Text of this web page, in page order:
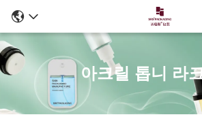
아크릴 톱니 라